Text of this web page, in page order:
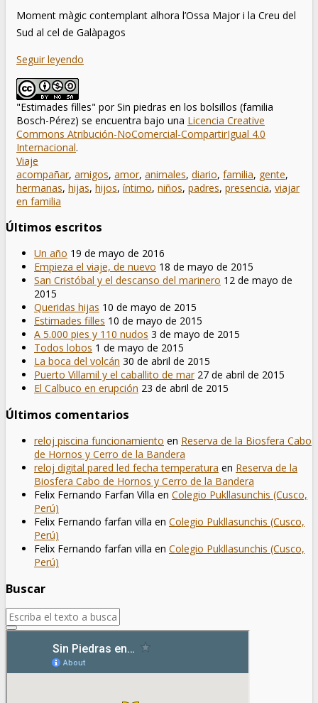
Moment màgic contemplant alhora l’Ossa Major i la Creu del
Sud al cel de Galàpagos
Seguir leyendo
"Estimades filles" porSin piedras en los bolsillos (familia
Bosch-Pérez) se encuentra bajo una Licencia Creative
Commons Atribución-NoComercial-CompartirIgual 4.0
Internacional.
Viaje
acompañar, amigos, amor, animales, diario, familia, gente,
hermanas, hijas, hijos, íntimo, niños, padres, presencia, viajar
en familia
Últimos escritos
Un año 19 de mayo de 2016
Empieza el viaje, de nuevo 18 de mayo de 2015
San Cristóbal y el descanso del marinero 12 de mayo de
2015
Queridas hijas 10 de mayo de 2015
Estimades filles 10 de mayo de 2015
A 5.000 pies y 110 nudos 3 de mayo de 2015
Todos lobos 1 de mayo de 2015
La boca del volcán 30 de abril de 2015
Puerto Villamil y el caballito de mar 27 de abril de 2015
El Calbuco en erupción 23 de abril de 2015
Últimos comentarios
reloj piscina funcionamiento en Reserva de la Biosfera Cabo
de Hornos y Cerro de la Bandera
reloj digital pared led fecha temperatura en Reserva de la
Biosfera Cabo de Hornos y Cerro de la Bandera
Felix Fernando Farfan Villa en Colegio Pukllasunchis (Cusco,
Perú)
Felix Fernando farfan villa en Colegio Pukllasunchis (Cusco,
Perú)
Felix Fernando farfan villa en Colegio Pukllasunchis (Cusco,
Perú)
Buscar